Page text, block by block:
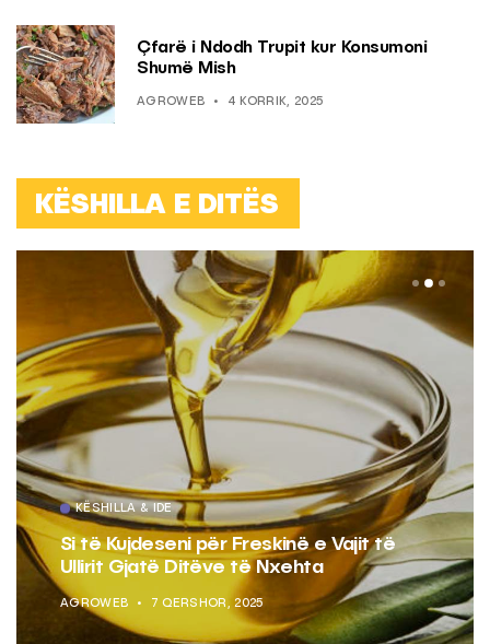
Çfarë i Ndodh Trupit kur Konsumoni
Shumë Mish
AGROWEB 4 KORRIK, 2025
KËSHILLA E DITËS
KËSHILLA & IDE
Si të Kujdeseni për Freskinë e Vajit të
Ullirit Gjatë Ditëve të Nxehta
AGROWEB 7 QERSHOR, 2025